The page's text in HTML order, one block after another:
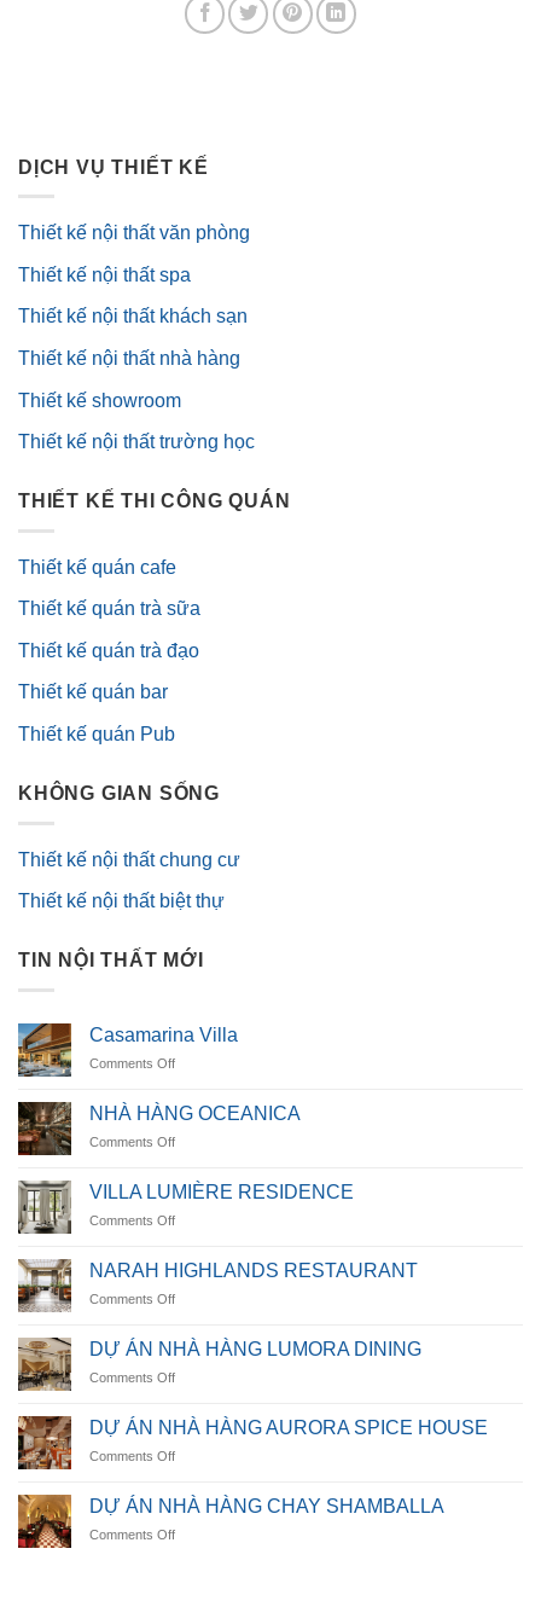
DỊCH VỤ THIẾT KẾ
Thiết kế nội thất văn phòng
Thiết kế nội thất spa
Thiết kế nội thất khách sạn
Thiết kế nội thất nhà hàng
Thiết kế showroom
Thiết kế nội thất trường học
THIẾT KẾ THI CÔNG QUÁN
Thiết kế quán cafe
Thiết kế quán trà sữa
Thiết kế quán trà đạo
Thiết kế quán bar
Thiết kế quán Pub
KHÔNG GIAN SỐNG
Thiết kế nội thất chung cư
Thiết kế nội thất biệt thự
TIN NỘI THẤT MỚI
Casamarina Villa
Comments Offon
Villa
NHÀ HÀNG OCEANICA
Comments Offon
HÀNG
OCEANICA
VILLA LUMIÈRE RESIDENCE
Comments Offon
LUMIÈRE
RESIDENCE
NARAH HIGHLANDS RESTAURANT
Comments Offon
HIGHLANDS
RESTAURANT
DỰ ÁN NHÀ HÀNG LUMORA DINING
Comments Offon
ÁN
NHÀ
HÀNG
DINING
DỰ ÁN NHÀ HÀNG AURORA SPICE HOUSE
Comments Offon
ÁN
NHÀ
HÀNG
DỰ ÁN NHÀ HÀNG CHAY SHAMBALLA
Comments Offon